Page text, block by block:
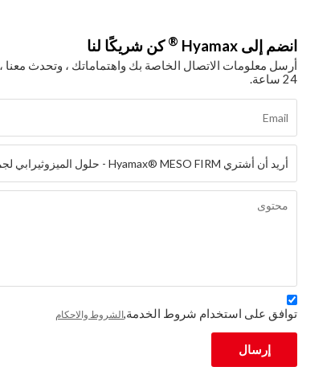
انضم إلى Hyamax ® كن شريكًا لنا
أرسل معلومات الاتصال الخاصة بك واهتماماتك ، وتحدث
24 ساعة.
توافق على استخدام شروط الخدمة,الشروط والاحكام
إرسال